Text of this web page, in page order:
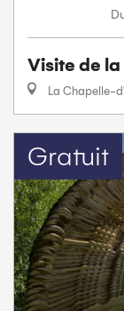
Visite de
La Chapelle-
Gratuit